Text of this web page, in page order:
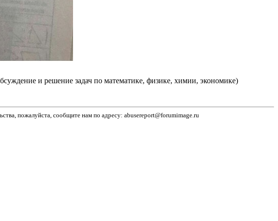
и решение задач по математике, физике, химии, экономике)
пожалуйста, сообщите нам по адресу: abusereport@forumimage.ru